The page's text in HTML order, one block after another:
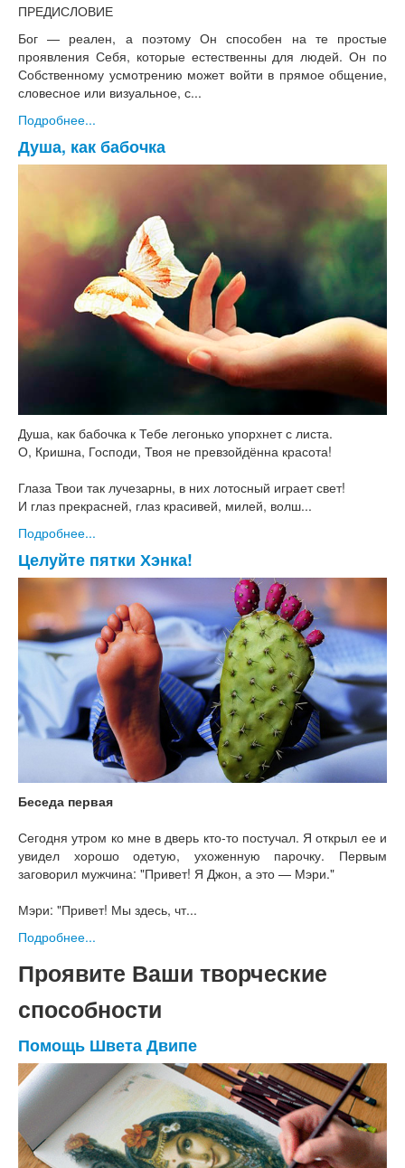
ПРЕДИСЛОВИЕ
Бог — реален, а поэтому Он способен на те простые
проявления Себя, которые естественны для людей. Он по
Собственному усмотрению может войти в прямое общение,
словесное или визуальное, с...
Подробнее...
Душа, как бабочка
Душа, как бабочка к Тебе легонько упорхнет с листа.
О, Кришна, Господи, Твоя не превзойдённа красота!
Глаза Твои так лучезарны, в них лотосный играет свет!
И глаз прекрасней, глаз красивей, милей, волш...
Подробнее...
Целуйте пятки Хэнка!
Беседа первая
Сегодня утром ко мне в дверь кто-то постучал. Я открыл ее и
увидел хорошо одетую, ухоженную парочку. Первым
заговорил мужчина: "Привет! Я Джон, а это — Мэри."
Мэри: "Привет! Мы здесь, чт...
Подробнее...
Проявите Ваши творческие
способности
Помощь Швета Двипе